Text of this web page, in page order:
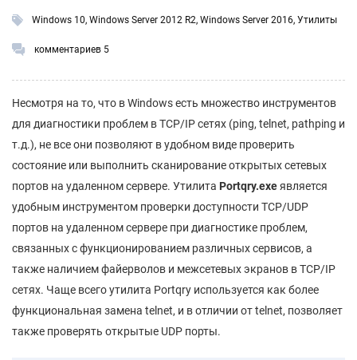
Windows 10, Windows Server 2012 R2, Windows Server 2016, Утилиты
комментариев 5
Несмотря на то, что в Windows есть множество инструментов
для диагностики проблем в TCP/IP сетях (ping, telnet, pathping и
т.д.), не все они позволяют в удобном виде проверить
состояние или выполнить сканирование открытых сетевых
портов на удаленном сервере. Утилита Portqry.exeявляется
удобным инструментом проверки доступности TCP/UDP
портов на удаленном сервере при диагностике проблем,
связанных с функционированием различных сервисов, а
также наличием файерволов и межсетевых экранов в TCP/IP
сетях. Чаще всего утилита Portqry используется как более
функциональная замена telnet, и в отличии от telnet, позволяет
также проверять открытые UDP порты.